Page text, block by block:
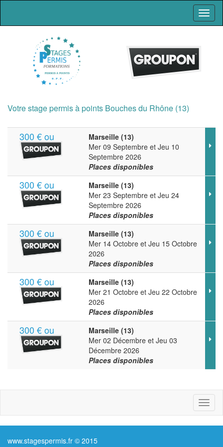
Votre stage permis à points Bouches du Rhône (13)
300 € ou
Marseille (13)
Mer 09 Septembre et Jeu 10
Septembre 2026
Places disponibles
300 € ou
Marseille (13)
Mer 23 Septembre et Jeu 24
Septembre 2026
Places disponibles
300 € ou
Marseille (13)
Mer 14 Octobre et Jeu 15 Octobre
2026
Places disponibles
300 € ou
Marseille (13)
Mer 21 Octobre et Jeu 22 Octobre
2026
Places disponibles
300 € ou
Marseille (13)
Mer 02 Décembre et Jeu 03
Décembre 2026
Places disponibles
www.stagespermis.fr © 2015